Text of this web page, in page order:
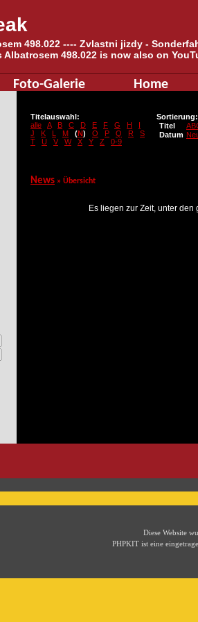
498.022 ---- Zvlastni jizdy -
498.022 is now also on
Foto-Galerie Home
Titelauswahl:
alle
A B C D E F G H
I
J
K L M (N) O P Q R
S
T
U V W X Y Z 0-9
Sortierung:
Titel
Datum
News » Übersicht
Es liegen zur Zeit, unter
Diese Website
PHPKIT ist eine